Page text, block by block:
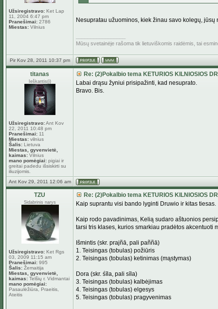
Užsiregistravo: Ket Lap
11, 2004 6:47 pm
Pranešimai: 2786
Miestas: Vilnius
Nesupratau užuominos, kiek žinau savo kolegų,
Mūsų svetainėje rašoma tik lietuviškomis raidėmis, tai
Pir Kov 28, 2011 10:37 pm
titanas
Ieškantis(i)
Užsiregistravo:Ant Kov
22, 2011 10:48 pm
Pranešimai: 11
Miestas: vilnius
Šalis: Lietuva
Miestas, gyvenvietė,
kaimas: Vilnius
mano pomėgiai: pigiai ir
greitai padedu išsiskirti su
iliuzijomis.
Re: (2)Pokalbio tema KETURIOS KILNIOSIOS
Labai drąsu žyniui prisipažinti, kad nesuprato.
Bravo. Bis.
Ant Kov 29, 2011 12:06 am
TZU
Sidabrinis narys
Užsiregistravo: Ket Rgs
03, 2009 11:15 am
Pranešimai: 995
Šalis: Žemaitija
Miestas, gyvenvietė,
kaimas: Telšių r. Vidmantai
mano pomėgiai:
Pasaulėžiūra, Praeitis,
Ateitis
Re: (2)Pokalbio tema KETURIOS KILNIOSIOS
Kaip suprantu visi bando lyginti Druwio ir kitas tiesas.
Kaip rodo pavadinimas, Kelią sudaro aštuonios
tarsi tris klases, kurios smarkiau pradėtos akcentuoti
Išmintis (skr. prajñā, pali paññā)
1. Teisingas (tobulas) požiūris
2. Teisingas (tobulas) ketinimas (mąstymas)
Dora (skr. śīla, pali sīla)
3. Teisingas (tobulas) kalbėjimas
4. Teisingas (tobulas) elgesys
5. Teisingas (tobulas) pragyvenimas